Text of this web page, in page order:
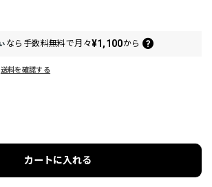
なら 手数料無料で月々¥1,100から
送料を確認する
カートに入れる